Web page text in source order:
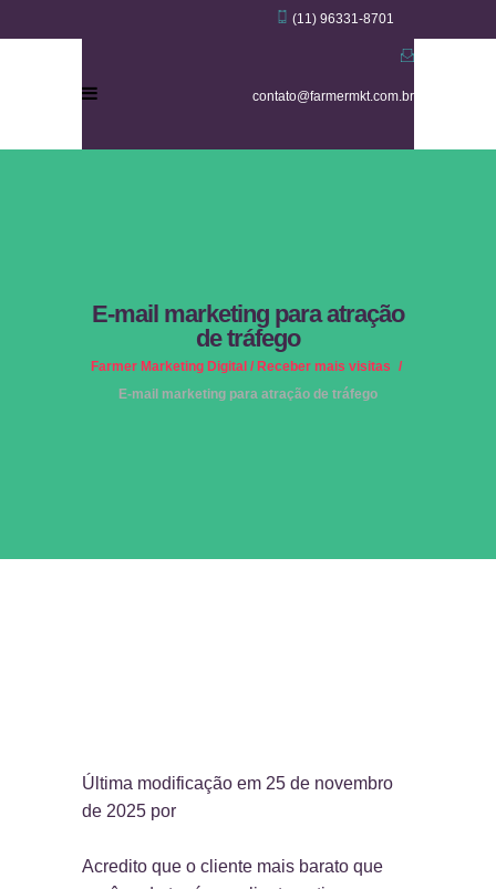
(11) 96331-8701
contato@farmermkt.com.br
E-mail marketing para atração
de tráfego
Farmer Marketing Digital / Receber mais visitas /
E-mail marketing para atração de tráfego
Última modificação em 25 de novembro
de 2025 por
Acredito que o cliente mais barato que